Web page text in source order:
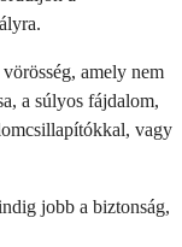
amely nem
a súlyos fájdalom,
vagy
jobb a biztonság,